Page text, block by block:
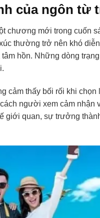
của ngôn từ
chương mới trong cuốn
thường trở nên khó
hồn. Những dòng
cảm thấy bối rối khi
người xem cảm nhận
giới quan, sự trưởng